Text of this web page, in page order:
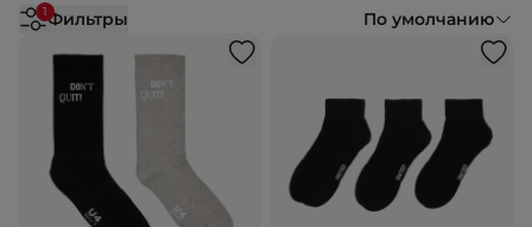
1Фильтры По умолчанию